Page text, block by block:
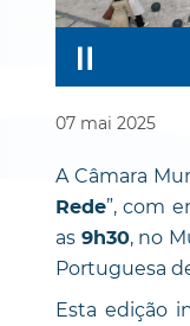
07 mai 2025
A Câmara
Rede”, com
as 9h30, no
Portuguesa
Esta edição